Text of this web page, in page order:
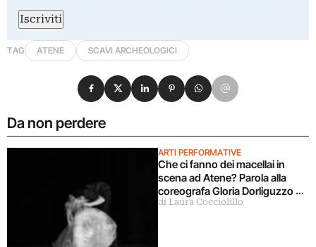
Iscriviti
TAG ATENE SCAVI ARCHEOLOGICI
Da non perdere
ARTI PERFORMATIVE
Che ci fanno dei macellai in
scena ad Atene? Parola alla
coreografa Gloria Dorliguzzo e
la storica Lucia Amara
di Laura Cocciolillo
Condividi su Facebook
Condividi su X
Condividi su LinkedIn
Condividi su Pinterest
Condividi su WhatsApp
Condividi su Email